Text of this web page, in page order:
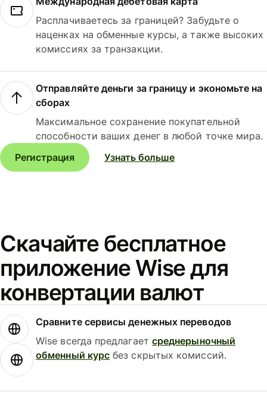
Расплачиваетесь за границей? Забудьте о
наценках на обменные курсы, а также высоких
комиссиях за транзакции.
Отправляйте деньги за границу и экономьте на
сборах
Максимальное сохранение покупательной
способности ваших денег в любой точке мира.
Регистрация
Узнать больше
Скачайте бесплатное
приложение Wise для
конвертации валют
Сравните сервисы денежных переводов
Wise всегда предлагает среднерыночный
обменный курс без скрытых комиссий.